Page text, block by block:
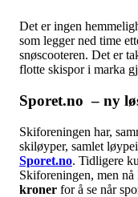
Det er ingen
som legger ned time
snøscooteren. Det er
flotte skispor i marka
Sporet.no – ny
Skiforeningen har,
skiløyper, samlet
Sporet.no. Tidligere
Skiforeningen, men nå
kroner for å se når